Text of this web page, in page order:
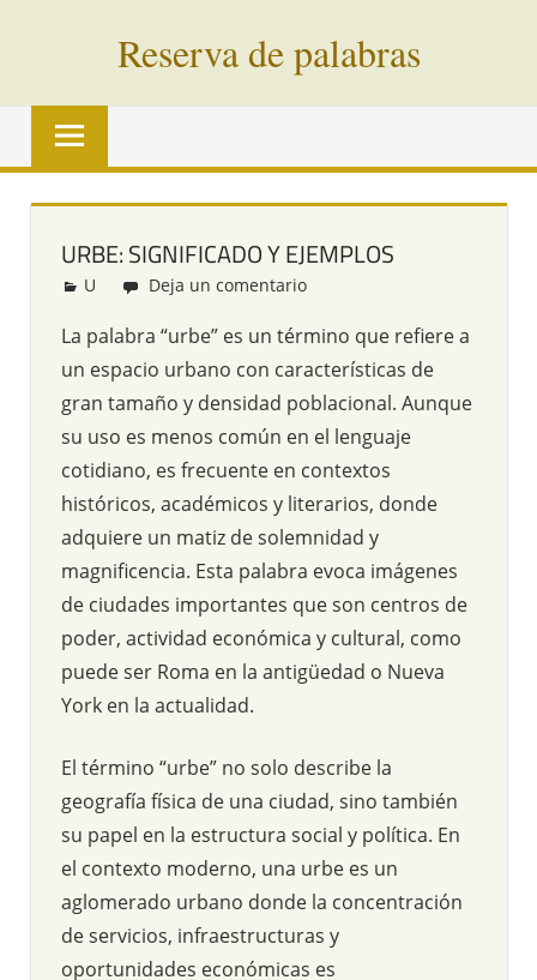
Reserva de palabras
Palabras
vías
todo
mundo
URBE: SIGNIFICADO Y EJEMPLOS
Redacción
U Deja un comentario
La palabra “urbe” es un término que refiere a
un espacio urbano con características de
gran tamaño y densidad poblacional. Aunque
su uso es menos común en el lenguaje
cotidiano, es frecuente en contextos
históricos, académicos y literarios, donde
adquiere un matiz de solemnidad y
magnificencia. Esta palabra evoca imágenes
de ciudades importantes que son centros de
poder, actividad económica y cultural, como
puede ser Roma en la antigüedad o Nueva
York en la actualidad.
El término “urbe” no solo describe la
geografía física de una ciudad, sino también
su papel en la estructura social y política. En
el contexto moderno, una urbe es un
aglomerado urbano donde la concentración
de servicios, infraestructuras y
oportunidades económicas es